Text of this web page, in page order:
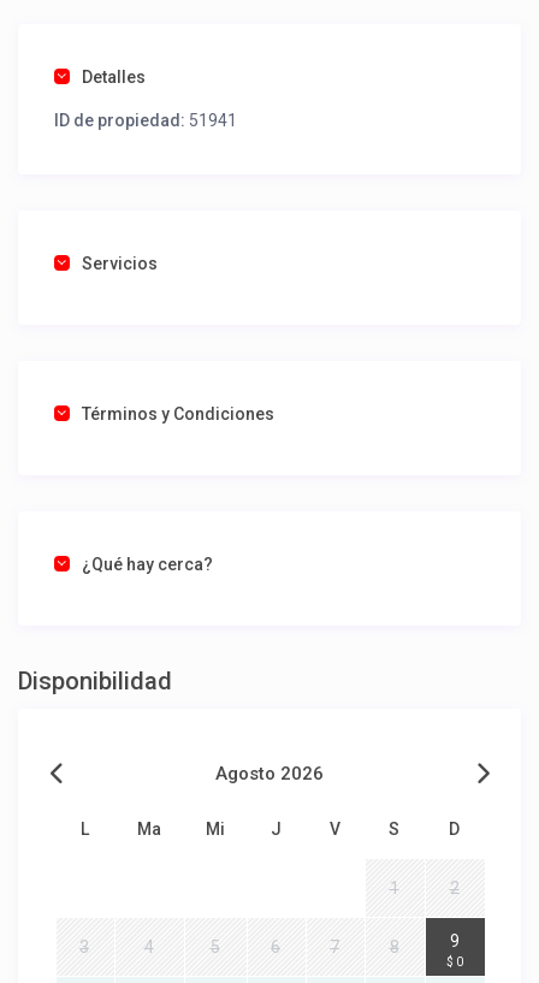
Detalles
ID de propiedad: 51941
Servicios
Términos y Condiciones
¿Qué hay cerca?
Disponibilidad
Agosto 2026
L Ma Mi J V S D
1 2
3 4 5 6 7 8 9
$ 0